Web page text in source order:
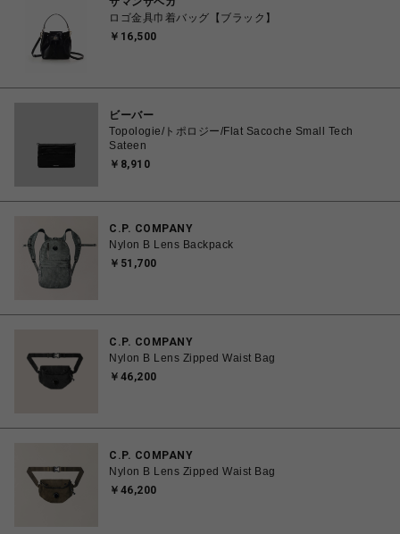
ロゴ金具巾着バッグ【ブラック】
￥16,500
ビーバー
Topologie/トポロジー/Flat Sacoche Small Tech
Sateen
￥8,910
C.P. COMPANY
Nylon B Lens Backpack
￥51,700
C.P. COMPANY
Nylon B Lens Zipped Waist Bag
￥46,200
C.P. COMPANY
Nylon B Lens Zipped Waist Bag
￥46,200